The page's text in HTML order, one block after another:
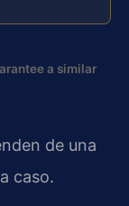
a similar
de una
caso.